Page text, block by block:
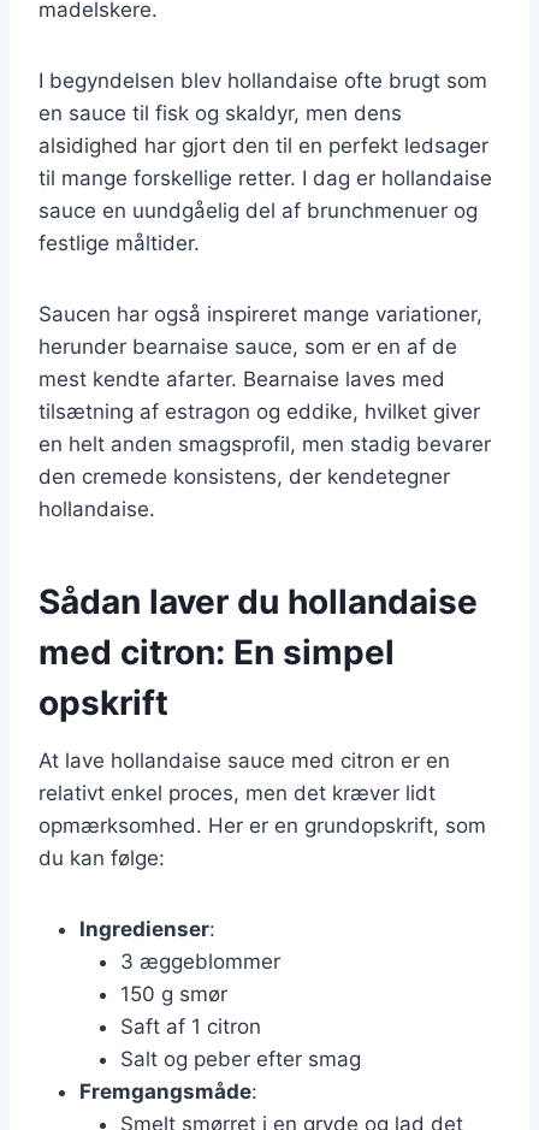
madelskere.
I begyndelsen blev hollandaise ofte brugt som
en sauce til fisk og skaldyr, men dens
alsidighed har gjort den til en perfekt ledsager
til mange forskellige retter. I dag er hollandaise
sauce en uundgåelig del af brunchmenuer og
festlige måltider.
Saucen har også inspireret mange variationer,
herunder bearnaise sauce, som er en af de
mest kendte afarter. Bearnaise laves med
tilsætning af estragon og eddike, hvilket giver
en helt anden smagsprofil, men stadig bevarer
den cremede konsistens, der kendetegner
hollandaise.
Sådan laver du hollandaise
med citron: En simpel
opskrift
At lave hollandaise sauce med citron er en
relativt enkel proces, men det kræver lidt
opmærksomhed. Her er en grundopskrift, som
du kan følge:
Ingredienser:
3 æggeblommer
150 g smør
Saft af 1 citron
Salt og peber efter smag
Fremgangsmåde:
Smelt smørret i en gryde og lad det